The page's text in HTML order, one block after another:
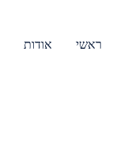
ראשי אודות